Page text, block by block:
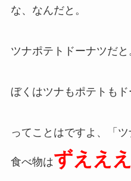
な、なんだと。
ツナポテトドーナツだと
ぼくはツナもポテトもド
ってことはですよ、「
食べ物はずええ